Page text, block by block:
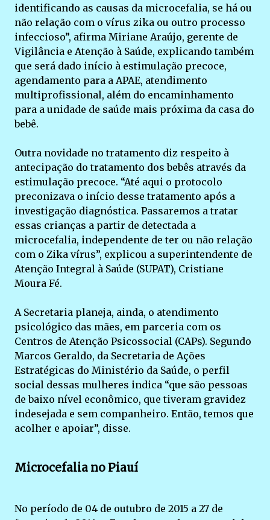
identificando as causas da microcefalia, se há ou
não relação com o vírus zika ou outro processo
infeccioso”, afirma Miriane Araújo, gerente de
Vigilância e Atenção à Saúde, explicando também
que será dado início à estimulação precoce,
agendamento para a APAE, atendimento
multiprofissional, além do encaminhamento
para a unidade de saúde mais próxima da casa do
bebê.
Outra novidade no tratamento diz respeito à
antecipação do tratamento dos bebês através da
estimulação precoce. “Até aqui o protocolo
preconizava o início desse tratamento após a
investigação diagnóstica. Passaremos a tratar
essas crianças a partir de detectada a
microcefalia, independente de ter ou não relação
com o Zika vírus”, explicou a superintendente de
Atenção Integral à Saúde (SUPAT), Cristiane
Moura Fé.
A Secretaria planeja, ainda, o atendimento
psicológico das mães, em parceria com os
Centros de Atenção Psicossocial (CAPs). Segundo
Marcos Geraldo, da Secretaria de Ações
Estratégicas do Ministério da Saúde, o perfil
social dessas mulheres indica “que são pessoas
de baixo nível econômico, que tiveram gravidez
indesejada e sem companheiro. Então, temos que
acolher e apoiar”, disse.
Microcefalia no Piauí
No período de 04 de outubro de 2015 a 27 de